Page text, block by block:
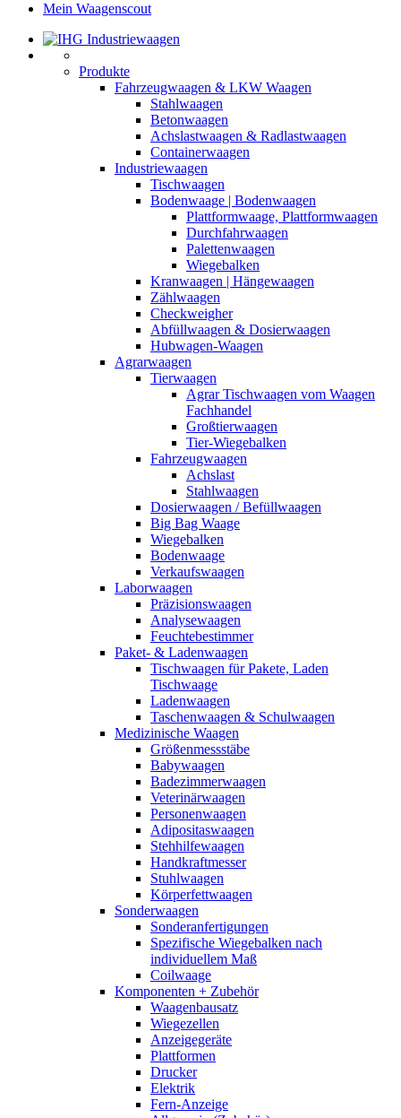
Mein Waagenscout
Produkte
Fahrzeugwaagen & LKW Waagen
Stahlwaagen
Betonwaagen
Achslastwaagen & Radlastwaagen
Containerwaagen
Industriewaagen
Tischwaagen
Bodenwaage | Bodenwaagen
Plattformwaage, Plattformwaagen
Durchfahrwaagen
Palettenwaagen
Wiegebalken
Kranwaagen | Hängewaagen
Zählwaagen
Checkweigher
Abfüllwaagen & Dosierwaagen
Hubwagen-Waagen
Agrarwaagen
Tierwaagen
Agrar Tischwaagen vom Waagen
Fachhandel
Großtierwaagen
Tier-Wiegebalken
Fahrzeugwaagen
Achslast
Stahlwaagen
Dosierwaagen / Befüllwaagen
Big Bag Waage
Wiegebalken
Bodenwaage
Verkaufswaagen
Laborwaagen
Präzisionswaagen
Analysewaagen
Feuchtebestimmer
Paket- & Ladenwaagen
Tischwaagen für Pakete, Laden
Tischwaage
Ladenwaagen
Taschenwaagen & Schulwaagen
Medizinische Waagen
Größenmessstäbe
Babywaagen
Badezimmerwaagen
Veterinärwaagen
Personenwaagen
Adipositaswaagen
Stehhilfewaagen
Handkraftmesser
Stuhlwaagen
Körperfettwaagen
Sonderwaagen
Sonderanfertigungen
Spezifische Wiegebalken nach
individuellem Maß
Coilwaage
Komponenten + Zubehör
Waagenbausatz
Wiegezellen
Anzeigegeräte
Plattformen
Drucker
Elektrik
Fern-Anzeige